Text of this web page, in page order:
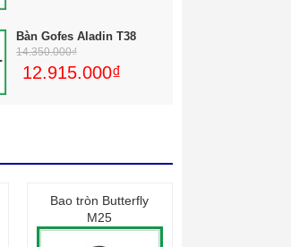
Bàn Gofes Aladin T38
14.350.000₫
12.915.000₫
Bao tròn Butterfly
M25